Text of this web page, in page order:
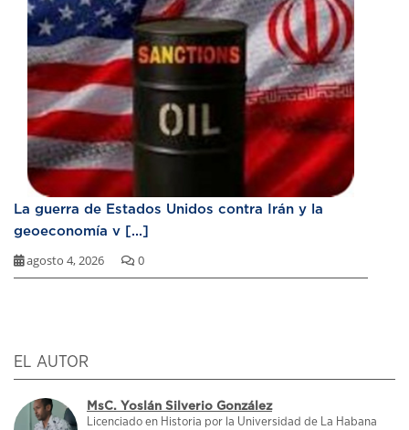
La guerra de Estados Unidos contra Irán y la
geoeconomía v [...]
agosto 4, 2026 0
EL AUTOR
MsC. Yoslán Silverio González
Licenciado en Historia por la Universidad de La Habana